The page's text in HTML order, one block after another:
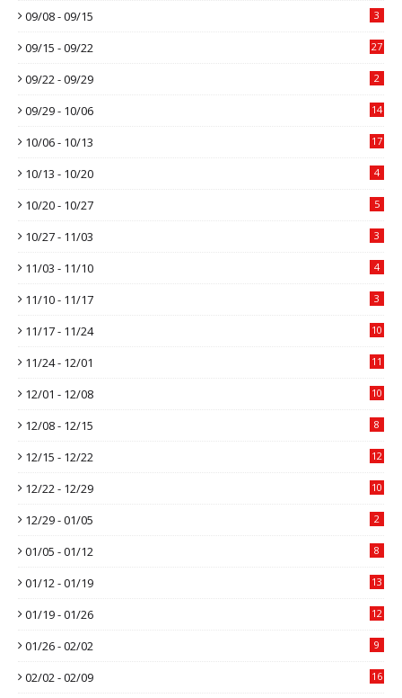
09/08 - 09/15 3
09/15 - 09/22 27
09/22 - 09/29 2
09/29 - 10/06 14
10/06 - 10/13 17
10/13 - 10/20 4
10/20 - 10/27 5
10/27 - 11/03 3
11/03 - 11/10 4
11/10 - 11/17 3
11/17 - 11/24 10
11/24 - 12/01 11
12/01 - 12/08 10
12/08 - 12/15 8
12/15 - 12/22 12
12/22 - 12/29 10
12/29 - 01/05 2
01/05 - 01/12 8
01/12 - 01/19 13
01/19 - 01/26 12
01/26 - 02/02 9
02/02 - 02/09 16